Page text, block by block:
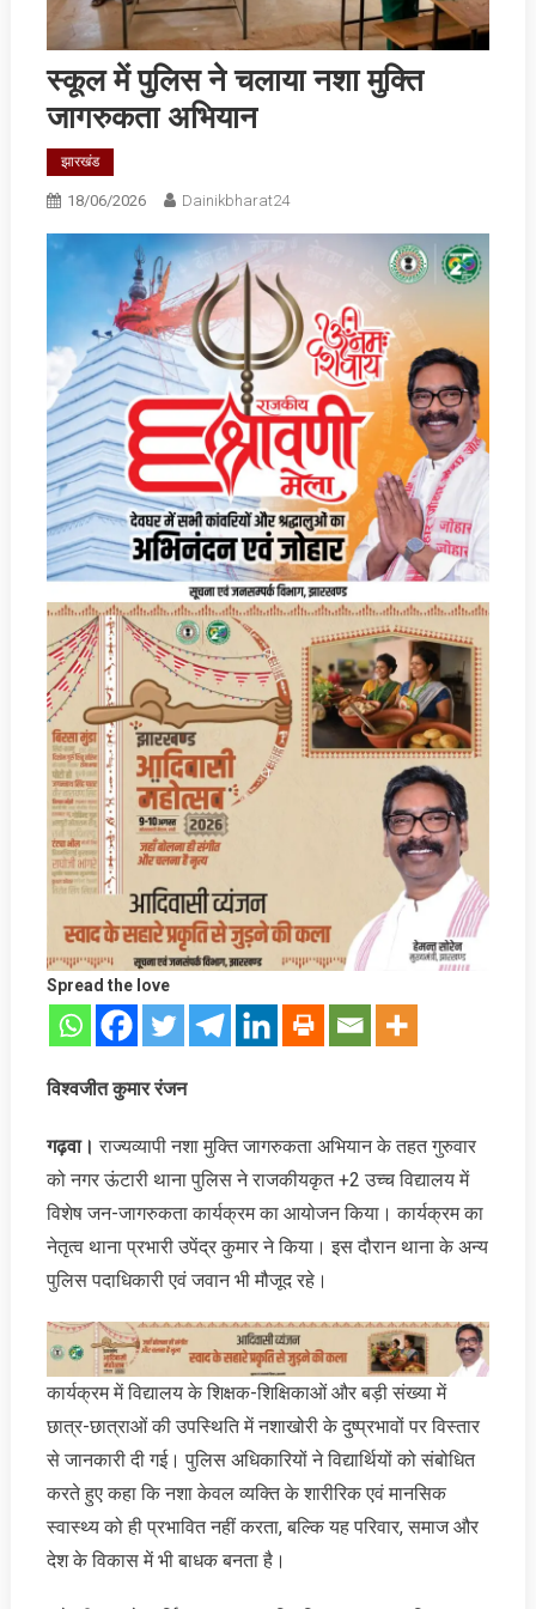
स्‍कूल में पुलिस ने चलाया नशा मुक्ति
जागरुकता अभियान
झारखंड
18/06/2026 Dainikbharat24
Spread the love
विश्‍वजीत कुमार रंजन
गढ़वा। राज्यव्यापी नशा मुक्ति जागरुकता अभियान के तहत गुरुवार
को नगर ऊंटारी थाना पुलिस ने राजकीयकृत +2 उच्च विद्यालय में
विशेष जन-जागरुकता कार्यक्रम का आयोजन किया। कार्यक्रम का
नेतृत्व थाना प्रभारी उपेंद्र कुमार ने किया। इस दौरान थाना के अन्य
पुलिस पदाधिकारी एवं जवान भी मौजूद रहे।
कार्यक्रम में विद्यालय के शिक्षक-शिक्षिकाओं और बड़ी संख्या में
छात्र-छात्राओं की उपस्थिति में नशाखोरी के दुष्प्रभावों पर विस्तार
से जानकारी दी गई। पुलिस अधिकारियों ने विद्यार्थियों को संबोधित
करते हुए कहा कि नशा केवल व्यक्ति के शारीरिक एवं मानसिक
स्वास्थ्य को ही प्रभावित नहीं करता, बल्कि यह परिवार, समाज और
देश के विकास में भी बाधक बनता है।